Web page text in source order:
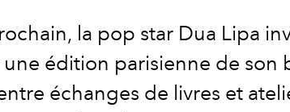
la pop star Dua Lipa
édition parisienne de son
échanges de livres et